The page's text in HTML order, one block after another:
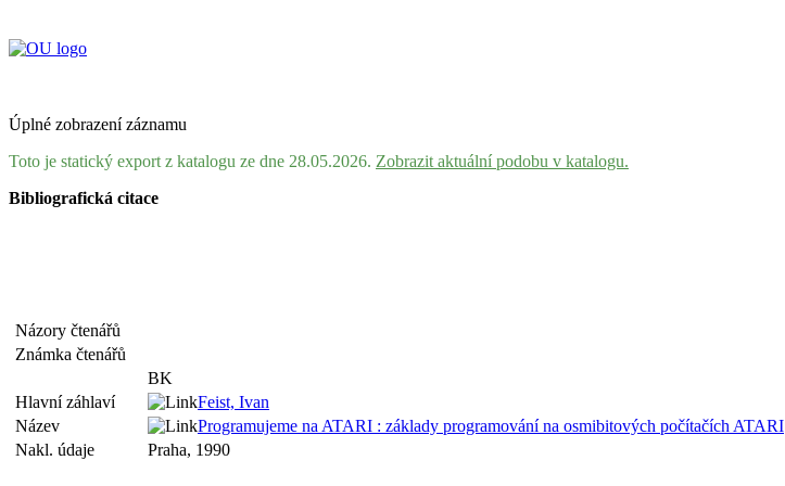
Úplné zobrazení záznamu
Toto je statický export z katalogu ze dne 28.05.2026. Zobrazit aktuální podobu v katalogu.
Bibliografická citace
Názory čtenářů
Známka čtenářů
BK
Hlavní záhlaví
Feist, Ivan
Název
Programujeme na ATARI : základy programování na osmibitových počítačích ATARI
Nakl. údaje
Praha, 1990